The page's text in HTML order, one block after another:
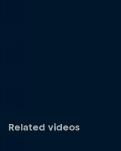
Related videos